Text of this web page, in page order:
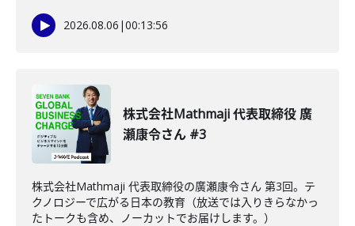
2026.08.06 |00:13:56
株式会社Mathmaji 代表取締役 廣
瀬康令さん #3
株式会社Mathmaji 代表取締役の廣瀬康令さん 第3回。テ
クノロジーで広がる日本の教育（放送では入りきらなかっ
たトークも含め、ノーカットでお届けします。）